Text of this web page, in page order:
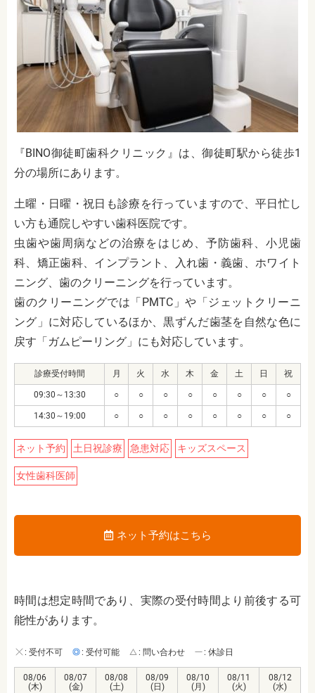
『BINO御徒町歯科クリニック』は、御徒町駅から徒歩1
分の場所にあります。
土曜・日曜・祝日も診療を行っていますので、平日忙し
い方も通院しやすい歯科医院です。
虫歯や歯周病などの治療をはじめ、予防歯科、小児歯
科、矯正歯科、インプラント、入れ歯・義歯、ホワイト
ニング、歯のクリーニングを行っています。
歯のクリーニングでは「PMTC」や「ジェットクリーニ
ング」に対応しているほか、黒ずんだ歯茎を自然な色に
戻す「ガムピーリング」にも対応しています。
診療受付時間 月 火 水 木 金 土 日 祝
09:30～13:30 ○ ○ ○ ○ ○ ○ ○ ○
14:30～19:00 ○ ○ ○ ○ ○ ○ ○ ○
ネット予約 土日祝診療 急患対応 キッズスペース
女性歯科医師
ネット予約はこちら
時間は想定時間であり、実際の受付時間より前後する可
能性があります。
: 受付不可 : 受付可能 : 問い合わせ : 休診日
08/06
(木)
08/07
(金)
08/08
(土)
08/09
(日)
08/10
(月)
08/11
(火)
08/12
(水)